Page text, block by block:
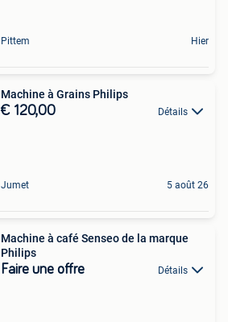
Pittem Hier
Machine à Grains Philips
€ 120,00 Détails
Jumet 5 août 26
Machine à café Senseo de la marque
Philips
Faire une offre Détails